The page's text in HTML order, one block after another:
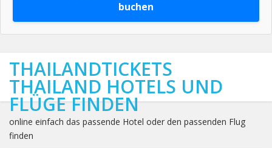
buchen
THAILANDTICKETS
THAILAND HOTELS UND
FLÜGE FINDEN
online einfach das passende Hotel oder den passenden Flug
finden